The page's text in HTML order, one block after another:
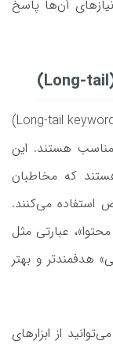
آن‌ها پاسخ
یکی از بهترین ابزارها کلمات کلیدی بلند (Long-tail keywords)
هستند. این
که مخاطبان
استفاده می‌کنند.
عبارتی مثل
هدفمندتر و بهتر
از ابزارهای